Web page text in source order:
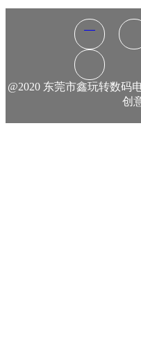
@2020 东莞市鑫玩转数码
创